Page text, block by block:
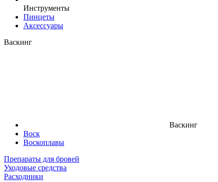
Инструменты
Пинцеты
Аксессуары
Васкинг
Васкинг
Воск
Воскоплавы
Препараты для бровей
Уходовые средства
Расходники